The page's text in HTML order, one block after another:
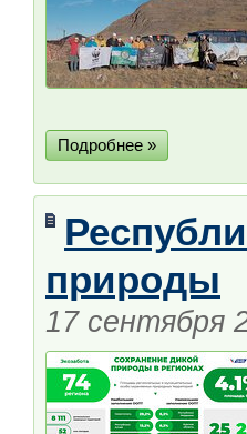
Подробнее »
природы
17 сентября